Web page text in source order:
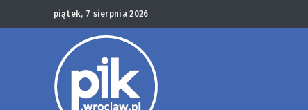
piątek, 7 sierpnia 2026